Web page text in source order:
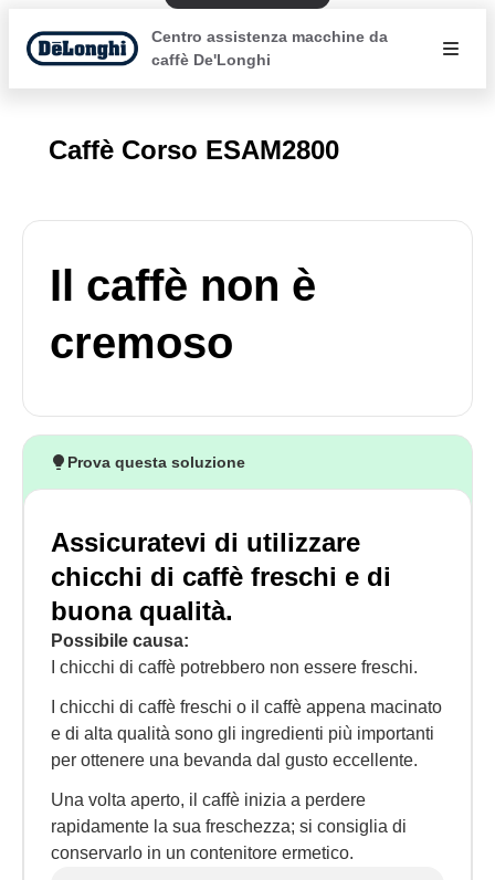
Centro assistenza macchine da
caffè De'Longhi
Caffè Corso ESAM2800
Il caffè non è
cremoso
Prova questa soluzione
Assicuratevi di utilizzare
chicchi di caffè freschi e di
buona qualità.
Possibile causa:
I chicchi di caffè potrebbero non essere freschi.
I chicchi di caffè freschi o il caffè appena macinato
e di alta qualità sono gli ingredienti più importanti
per ottenere una bevanda dal gusto eccellente.
Una volta aperto, il caffè inizia a perdere
rapidamente la sua freschezza; si consiglia di
conservarlo in un contenitore ermetico.